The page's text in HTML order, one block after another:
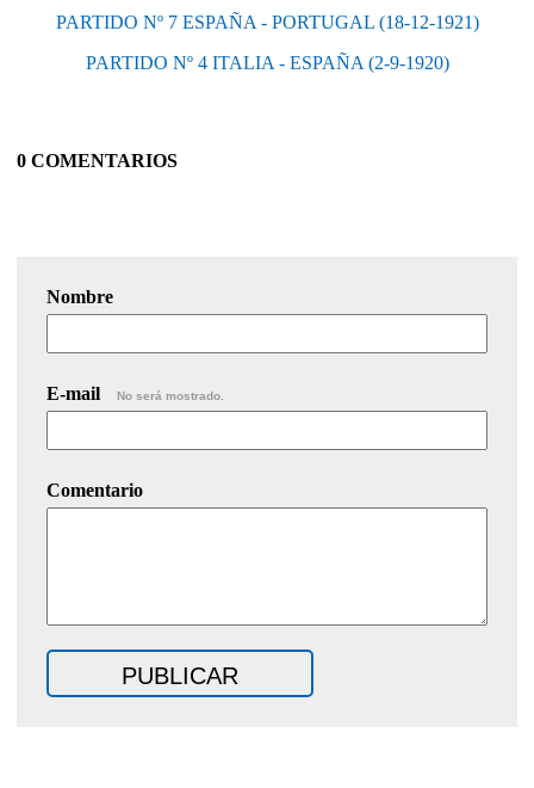
PARTIDO Nº 7 ESPAÑA - PORTUGAL (18-12-1921)
PARTIDO Nº 4 ITALIA - ESPAÑA (2-9-1920)
0 COMENTARIOS
Nombre
E-mail No será mostrado.
Comentario